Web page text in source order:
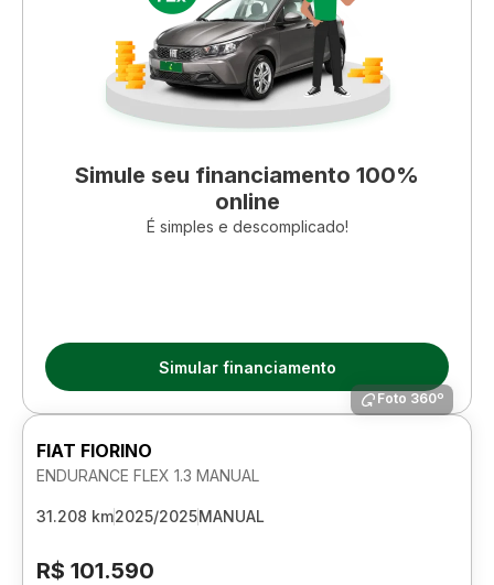
Simule seu financiamento 100%
online
É simples e descomplicado!
Simular financiamento
Foto 360º
FIAT FIORINO
ENDURANCE FLEX 1.3 MANUAL
31.208 km2025/2025MANUAL
R$ 101.590